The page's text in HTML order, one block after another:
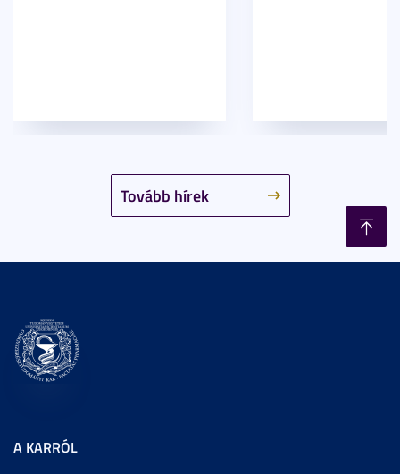
Tovább hírek
A KARRÓL